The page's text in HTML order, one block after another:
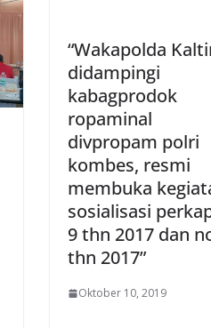
“Wakapolda
didampingi
kabagprodok
ropaminal
divpropam polri
kombes, resmi
membuka
sosialisasi
9 thn 2017 dan
thn 2017”
Oktober 10, 2019